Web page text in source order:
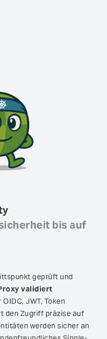
bis auf
geprüft und
validiert
OIDC, JWT, Token
den Zugriff präzise auf
werden sicher an